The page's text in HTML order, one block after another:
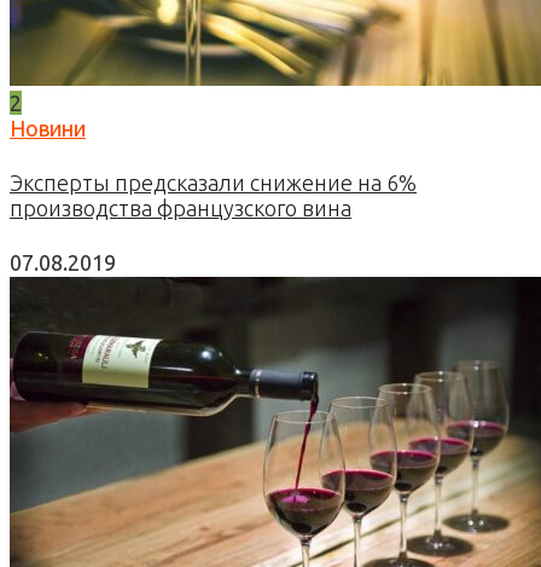
2
Новини
Эксперты предсказали снижение на 6%
производства французского вина
07.08.2019